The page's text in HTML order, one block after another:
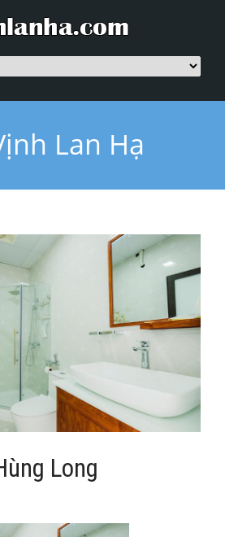
Lan Hạ
Long